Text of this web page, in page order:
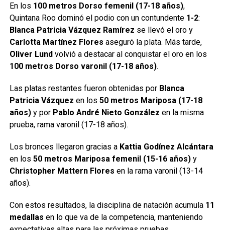
En los 100 metros Dorso femenil (17-18 años),
Quintana Roo dominó el podio con un contundente 1-2:
Blanca Patricia Vázquez Ramírez se llevó el oro y
Carlotta Martínez Flores aseguró la plata. Más tarde,
Oliver Lundvolvió a destacar al conquistar el oro en los
100 metros Dorso varonil (17-18 años).
Las platas restantes fueron obtenidas por Blanca
Patricia Vázquez en los 50 metros Mariposa (17-18
años)y por Pablo André Nieto González en la misma
prueba, rama varonil (17-18 años).
Los bronces llegaron gracias a Kattia Godínez Alcántara
en los 50 metros Mariposa femenil (15-16 años)y
Christopher Mattern Flores en la rama varonil (13-14
años).
Con estos resultados, la disciplina de natación acumula 11
medallas en lo que va de la competencia, manteniendo